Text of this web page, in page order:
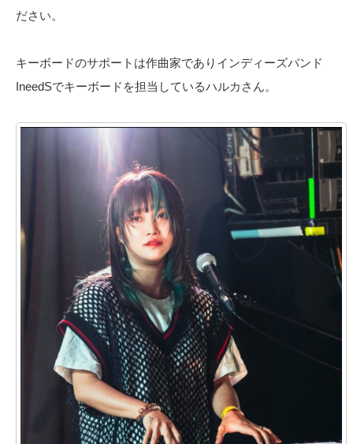
ださい。
キーボードのサポートは作曲家でありインディーズバンド
IneedSでキーボードを担当しているハルカさん。